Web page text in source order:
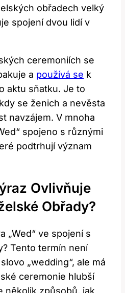
obřadech velký
spojení dvou lidí v
ceremoniích se
a používá se k
aktu sňatku. Je to
se ženich a nevěsta
navzájem. V mnoha
spojeno s různými
podtrhují význam
Ovlivňuje
Obřady?
„Wed“ ve spojení s
Tento termín není
„wedding“, ale má
ceremonie hlubší
několik způsobů, jak